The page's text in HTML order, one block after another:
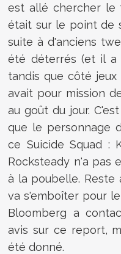
est allé chercher le
était sur le point de
suite à d'anciens
été déterrés (et il a
tandis que côté jeux
avait pour mission
au goût du jour.
que le personnage
ce Suicide Squad :
Rocksteady n'a pas
à la poubelle. Reste
va s'emboîter pour
Bloomberg a
avis sur ce report,
été donné.